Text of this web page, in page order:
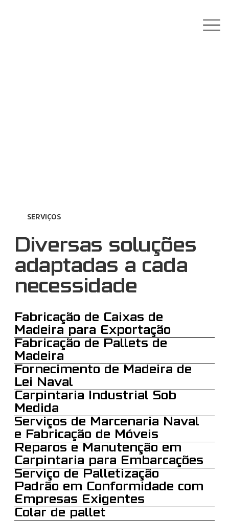
SERVIÇOS
Diversas soluções
adaptadas a cada
necessidade
Fabricação de Caixas de
Madeira para Exportação
Fabricação de Pallets de
Madeira
Fornecimento de Madeira de
Lei Naval
Carpintaria Industrial Sob
Medida
Serviços de Marcenaria Naval
e Fabricação de Móveis
Reparos e Manutenção em
Carpintaria para Embarcações
Serviço de Palletização
Padrão em Conformidade com
Empresas Exigentes
Colar de pallet